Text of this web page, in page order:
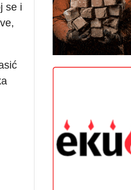
se i